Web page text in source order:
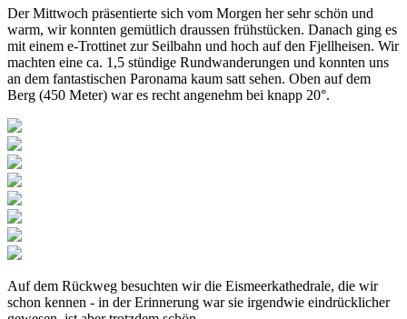
Der Mittwoch präsentierte sich vom Morgen her sehr schön und
warm, wir konnten gemütlich draussen frühstücken. Danach ging es
mit einem e-Trottinet zur Seilbahn und hoch auf den Fjellheisen. Wir
machten eine ca. 1,5 stündige Rundwanderungen und konnten uns
an dem fantastischen Paronama kaum satt sehen. Oben auf dem
Berg (450 Meter) war es recht angenehm bei knapp 20°.
Auf dem Rückweg besuchten wir die Eismeerkathedrale, die wir
schon kennen - in der Erinnerung war sie irgendwie eindrücklicher